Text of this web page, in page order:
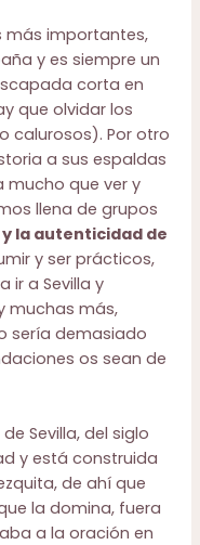
más importantes,
y es siempre un
corta en
que olvidar los
calurosos). Por otro
a sus espaldas
mucho que ver y
llena de grupos
la autenticidad de
y ser prácticos,
ir a Sevilla y
muchas más,
sería demasiado
os sean de
Sevilla, del siglo
y está construida
de ahí que
la domina, fuera
a la oración en